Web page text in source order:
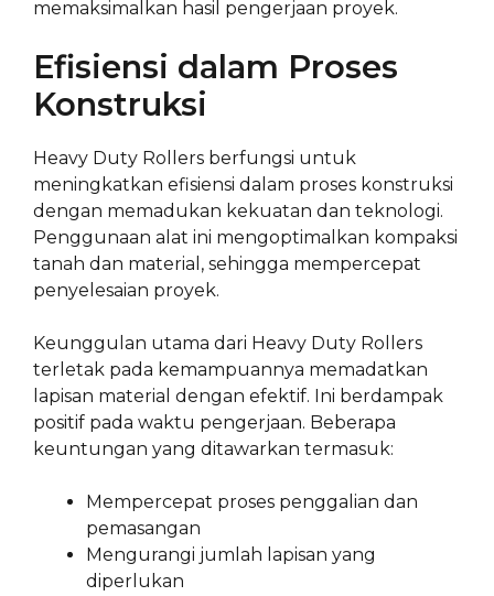
memaksimalkan hasil pengerjaan proyek.
Efisiensi dalam Proses
Konstruksi
Heavy Duty Rollers berfungsi untuk
meningkatkan efisiensi dalam proses konstruksi
dengan memadukan kekuatan dan teknologi.
Penggunaan alat ini mengoptimalkan kompaksi
tanah dan material, sehingga mempercepat
penyelesaian proyek.
Keunggulan utama dari Heavy Duty Rollers
terletak pada kemampuannya memadatkan
lapisan material dengan efektif. Ini berdampak
positif pada waktu pengerjaan. Beberapa
keuntungan yang ditawarkan termasuk:
Mempercepat proses penggalian dan
pemasangan
Mengurangi jumlah lapisan yang
diperlukan